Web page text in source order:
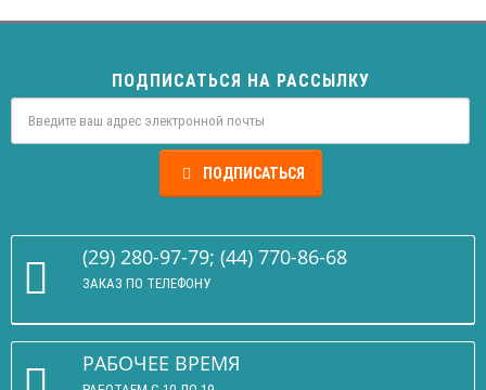
ПОДПИСАТЬСЯ НА РАССЫЛКУ
ПОДПИСАТЬСЯ
(29) 280-97-79; (44) 770-86-68
ЗАКАЗ ПО ТЕЛЕФОНУ
РАБОЧЕЕ ВРЕМЯ